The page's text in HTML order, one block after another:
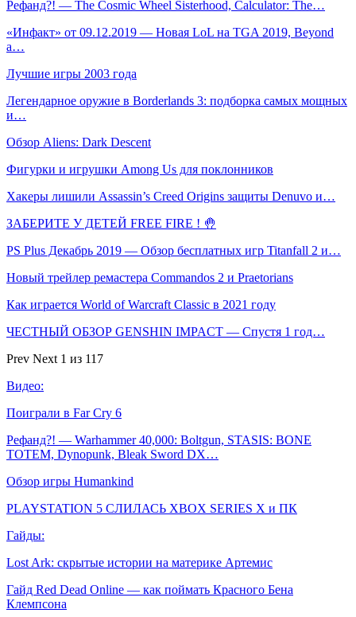
Рефанд?! — The Cosmic Wheel Sisterhood, Calculator: The…
«Инфакт» от 09.12.2019 — Новая LoL на TGA 2019, Beyond
a…
Лучшие игры 2003 года
Легендарное оружие в Borderlands 3: подборка самых мощных
и…
Обзор Aliens: Dark Descent
Фигурки и игрушки Among Us для поклонников
Хакеры лишили Assassin’s Creed Origins защиты Denuvo и…
ЗАБЕРИТЕ У ДЕТЕЙ FREE FIRE ! 🤚
PS Plus Декабрь 2019 — Обзор бесплатных игр Titanfall 2 и…
Новый трейлер ремастера Commandos 2 и Praetorians
Как играется World of Warcraft Classic в 2021 году
ЧЕСТНЫЙ ОБЗОР GENSHIN IMPACT — Спустя 1 год…
Prev Next 1 из 117
Видео:
Поиграли в Far Cry 6
Рефанд?! — Warhammer 40,000: Boltgun, STASIS: BONE
TOTEM, Dynopunk, Bleak Sword DX…
Обзор игры Humankind
PLAYSTATION 5 СЛИЛАСЬ XBOX SERIES X и ПК
Гайды:
Lost Ark: скрытые истории на материке Артемис
Гайд Red Dead Online — как поймать Красного Бена
Клемпсона